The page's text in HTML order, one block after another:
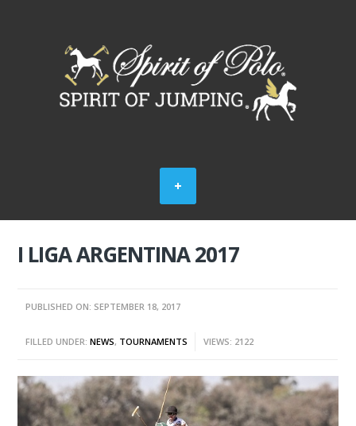
I LIGA ARGENTINA 2017
PUBLISHED ON: SEPTEMBER 18, 2017
FILLED UNDER:NEWS, TOURNAMENTS VIEWS: 2122